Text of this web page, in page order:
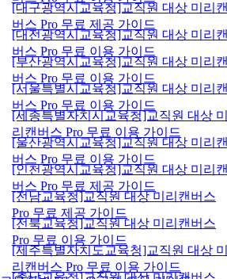
[대구광역시교육청]교직원 대상 미리캔
버스 Pro 무료 제공 가이드
[대전광역시교육청]교직원 대상 미리캔
버스 Pro 무료 이용 가이드
[부산광역시교육청]교직원 대상 미리캔
버스 Pro 무료 이용 가이드
[서울특별시교육청]교직원 대상 미리캔
버스 Pro 무료 이용 가이드
[세종특별자치시교육청]교직원 대상 미
리캔버스 Pro 무료 이용 가이드
[울산광역시교육청]교직원 대상 미리캔
버스 Pro 무료 이용 가이드
[인천광역시교육청]교직원 대상 미리캔
버스 Pro 무료 제공 가이드
[전남교육청]교직원 대상 미리캔버스
Pro 무료 제공 가이드
[전북교육청]교직원 대상 미리캔버스
Pro 무료 이용 가이드
[제주특별자치도교육청]교직원 대상 미
리캔버스 Pro 무료 이용 가이드